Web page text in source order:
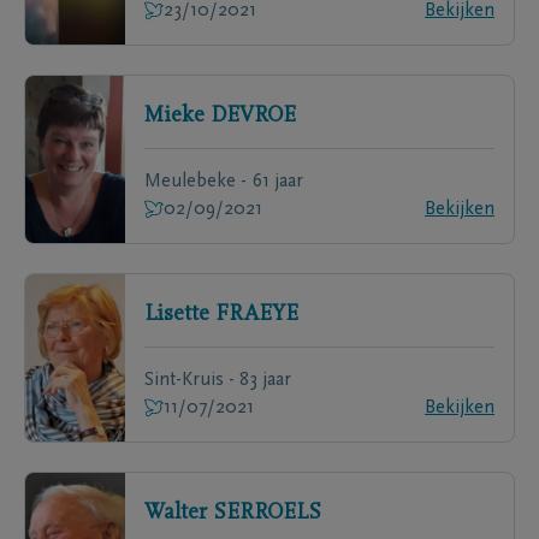
23/10/2021 Bekijken
Mieke DEVROE
Meulebeke - 61 jaar
02/09/2021
Bekijken
Lisette FRAEYE
Sint-Kruis - 83 jaar
11/07/2021
Bekijken
Walter SERROELS